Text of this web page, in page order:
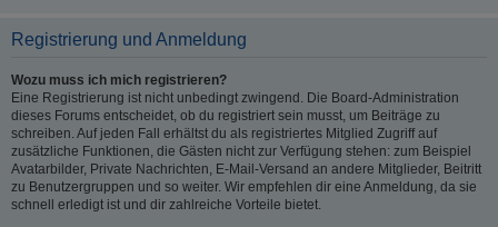
Registrierung und Anmeldung
Wozu muss ich mich registrieren?
Eine Registrierung ist nicht unbedingt zwingend. Die Board-Administration
dieses Forums entscheidet, ob du registriert sein musst, um Beiträge zu
schreiben. Auf jeden Fall erhältst du als registriertes Mitglied Zugriff auf
zusätzliche Funktionen, die Gästen nicht zur Verfügung stehen: zum Beispiel
Avatarbilder, Private Nachrichten, E-Mail-Versand an andere Mitglieder, Beitritt
zu Benutzergruppen und so weiter. Wir empfehlen dir eine Anmeldung, da sie
schnell erledigt ist und dir zahlreiche Vorteile bietet.